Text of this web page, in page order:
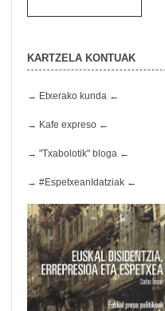
KARTZELA KONTUAK
→ Etxerako kunda ←
→ Kafe expreso ←
→ "Txabolotik" bloga ←
→ #EspetxeanIdatziak ←